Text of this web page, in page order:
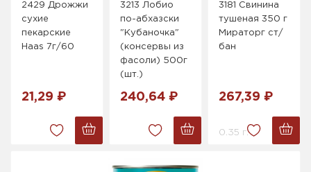
2429 Дрожжи
сухие
пекарские
Haas 7г/60
21,29 ₽
3213 Лобио
по-абхазски
"Кубаночка"
(консервы из
фасоли) 500г
(шт.)
240,64 ₽
3181 Свинина
тушеная 350 г
Мираторг ст/
бан
267,39 ₽
0.35 г.